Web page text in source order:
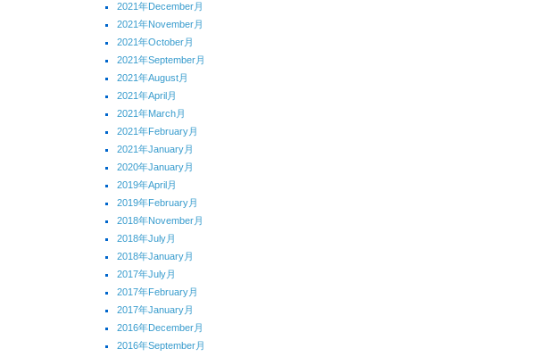
2021年December月
2021年November月
2021年October月
2021年September月
2021年August月
2021年April月
2021年March月
2021年February月
2021年January月
2020年January月
2019年April月
2019年February月
2018年November月
2018年July月
2018年January月
2017年July月
2017年February月
2017年January月
2016年December月
2016年September月